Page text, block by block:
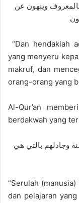
وينهون عن
“Dan hendaklah
yang menyeru
makruf, dan
orang-orang yang
Al-Qur’an
berdakwah yang
وجادلهم بالتي هي
“Serulah
dan pelajaran